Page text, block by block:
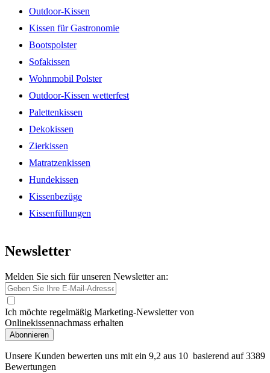
Outdoor-Kissen
Kissen für Gastronomie
Bootspolster
Sofakissen
Wohnmobil Polster
Outdoor-Kissen wetterfest
Palettenkissen
Dekokissen
Zierkissen
Matratzenkissen
Hundekissen
Kissenbezüge
Kissenfüllungen
Newsletter
Melden Sie sich für unseren Newsletter an:
Ich möchte regelmäßig Marketing-Newsletter von
Onlinekissennachmass erhalten
Abonnieren
Unsere Kunden bewerten uns mit ein 9,2 aus 10 basierend auf3389
Bewertungen